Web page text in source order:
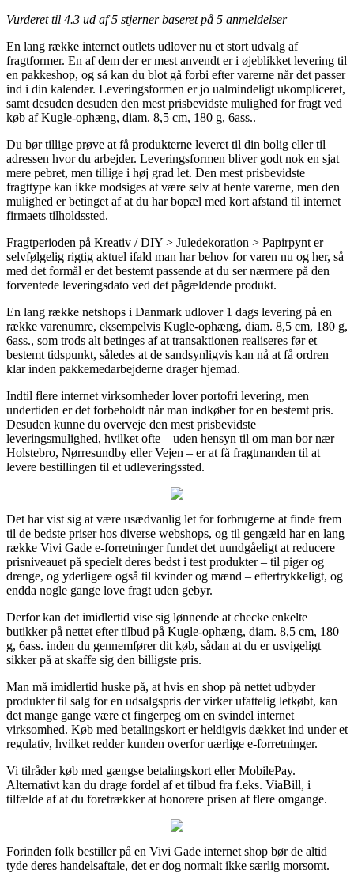
Vurderet til 4.3 ud af 5 stjerner baseret på 5 anmeldelser
En lang række internet outlets udlover nu et stort udvalg af
fragtformer. En af dem der er mest anvendt er i øjeblikket levering til
en pakkeshop, og så kan du blot gå forbi efter varerne når det passer
ind i din kalender. Leveringsformen er jo ualmindeligt ukompliceret,
samt desuden desuden den mest prisbevidste mulighed for fragt ved
køb af Kugle-ophæng, diam. 8,5 cm, 180 g, 6ass..
Du bør tillige prøve at få produkterne leveret til din bolig eller til
adressen hvor du arbejder. Leveringsformen bliver godt nok en sjat
mere pebret, men tillige i høj grad let. Den mest prisbevidste
fragttype kan ikke modsiges at være selv at hente varerne, men den
mulighed er betinget af at du har bopæl med kort afstand til internet
firmaets tilholdssted.
Fragtperioden på Kreativ / DIY > Juledekoration > Papirpynt er
selvfølgelig rigtig aktuel ifald man har behov for varen nu og her, så
med det formål er det bestemt passende at du ser nærmere på den
forventede leveringsdato ved det pågældende produkt.
En lang række netshops i Danmark udlover 1 dags levering på en
række varenumre, eksempelvis Kugle-ophæng, diam. 8,5 cm, 180 g,
6ass., som trods alt betinges af at transaktionen realiseres før et
bestemt tidspunkt, således at de sandsynligvis kan nå at få ordren
klar inden pakkemedarbejderne drager hjemad.
Indtil flere internet virksomheder lover portofri levering, men
undertiden er det forbeholdt når man indkøber for en bestemt pris.
Desuden kunne du overveje den mest prisbevidste
leveringsmulighed, hvilket ofte – uden hensyn til om man bor nær
Holstebro, Nørresundby eller Vejen – er at få fragtmanden til at
levere bestillingen til et udleveringssted.
Det har vist sig at være usædvanlig let for forbrugerne at finde frem
til de bedste priser hos diverse webshops, og til gengæld har en lang
række Vivi Gade e-forretninger fundet det uundgåeligt at reducere
prisniveauet på specielt deres bedst i test produkter – til piger og
drenge, og yderligere også til kvinder og mænd – eftertrykkeligt, og
endda nogle gange love fragt uden gebyr.
Derfor kan det imidlertid vise sig lønnende at checke enkelte
butikker på nettet efter tilbud på Kugle-ophæng, diam. 8,5 cm, 180
g, 6ass. inden du gennemfører dit køb, sådan at du er usvigeligt
sikker på at skaffe sig den billigste pris.
Man må imidlertid huske på, at hvis en shop på nettet udbyder
produkter til salg for en udsalgspris der virker ufattelig letkøbt, kan
det mange gange være et fingerpeg om en svindel internet
virksomhed. Køb med betalingskort er heldigvis dækket ind under et
regulativ, hvilket redder kunden overfor uærlige e-forretninger.
Vi tilråder køb med gængse betalingskort eller MobilePay.
Alternativt kan du drage fordel af et tilbud fra f.eks. ViaBill, i
tilfælde af at du foretrækker at honorere prisen af flere omgange.
Forinden folk bestiller på en Vivi Gade internet shop bør de altid
tyde deres handelsaftale, det er dog normalt ikke særlig morsomt.